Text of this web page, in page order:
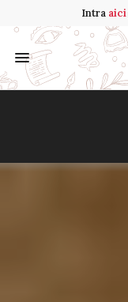
Intra aici